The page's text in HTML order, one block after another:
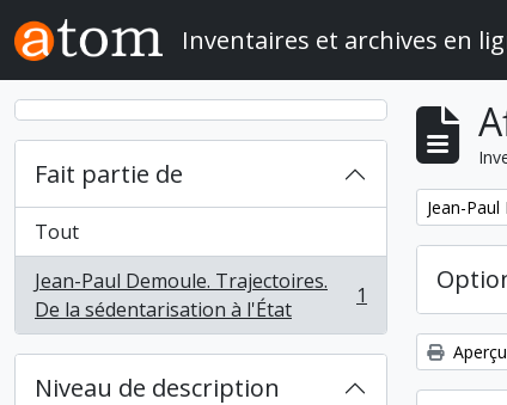
Skip to main content
Inventaires et archives en
Fait partie de
Tout
Jean-Paul Demoule. Trajectoires.
De la sédentarisation à l'État
, 1 résultats 1
Niveau de description
Remove
Jean-